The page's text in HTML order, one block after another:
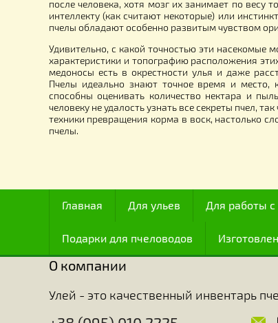
Летковый заградитель круглый
пластмассовый 5-ти СЕКЦИОННЫЙ
“ZE”
11.00грн.
Много ученых занимавшихся изучением
после человека, хотя мозг их занимает по
интеллекту (как считают некоторые) или
пчелы обладают особенно развитым
Удивительно, с какой точностью эти
характеристики и топографию
медоносы есть в окрестности улья и